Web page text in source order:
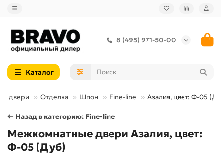
8 (495) 971-50-00
Каталог
двери Отделка Шпон Fine-line Азалия, цвет: Ф-05
← Назад в категорию: Fine-line
Межкомнатные двери Азалия, цвет:
Ф-05 (Дуб)